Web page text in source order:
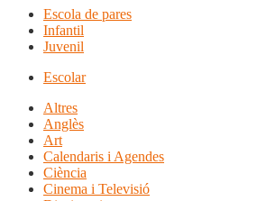
Escola de pares
Infantil
Juvenil
Escolar
Altres
Anglès
Art
Calendaris i Agendes
Ciència
Cinema i Televisió